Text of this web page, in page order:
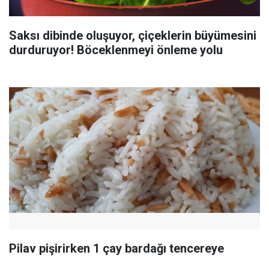
Saksı dibinde oluşuyor, çiçeklerin büyümesini
durduruyor! Böceklenmeyi önleme yolu
Pilav pişirirken 1 çay bardağı tencereye